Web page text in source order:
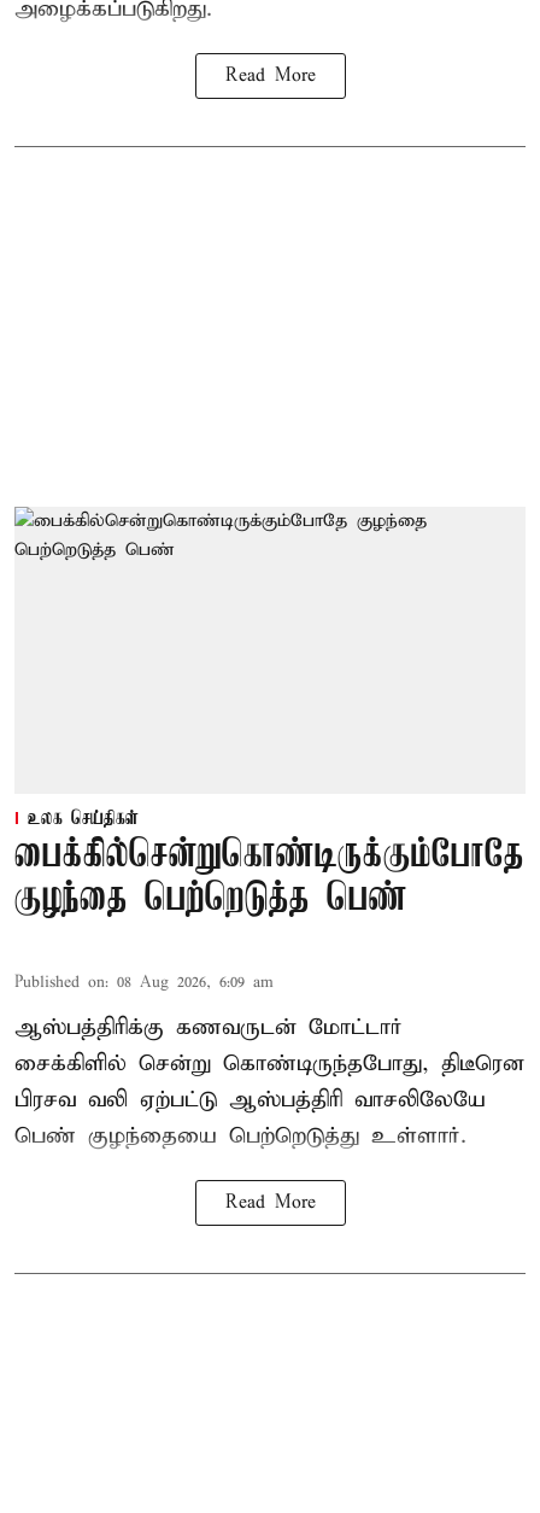
அழைக்கப்படுகிறது.
Read More
உலக செய்திகள்
பைக்கில்சென்றுகொண்டிருக்கும்போதே
குழந்தை பெற்றெடுத்த பெண்
Published on: 08 Aug 2026, 6:09 am
ஆஸ்பத்திரிக்கு கணவருடன் மோட்டார்
சைக்கிளில் சென்று கொண்டிருந்தபோது, திடீரென
பிரசவ வலி ஏற்பட்டு ஆஸ்பத்திரி வாசலிலேயே
பெண் குழந்தையை பெற்றெடுத்து உள்ளார்.
Read More